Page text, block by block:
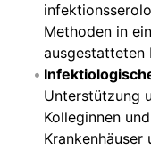
Methoden in
ausgestatteten
Unterstützung
Kolleginnen
Krankenhäuser